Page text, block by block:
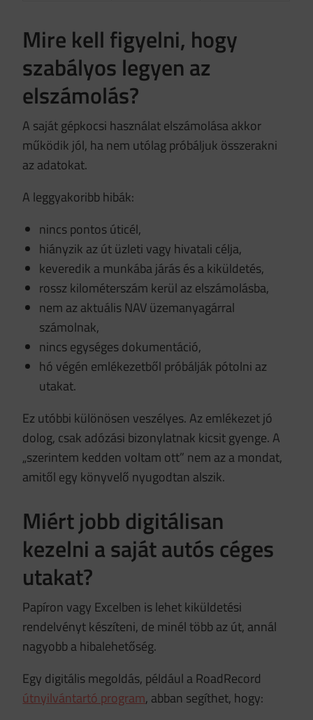
Mire kell figyelni, hogy
szabályos legyen az
elszámolás?
A saját gépkocsi használat elszámolása akkor
működik jól, ha nem utólag próbáljuk összerakni
az adatokat.
A leggyakoribb hibák:
nincs pontos úticél,
hiányzik az út üzleti vagy hivatali célja,
keveredik a munkába járás és a kiküldetés,
rossz kilométerszám kerül az elszámolásba,
nem az aktuális NAV üzemanyagárral
számolnak,
nincs egységes dokumentáció,
hó végén emlékezetből próbálják pótolni az
utakat.
Ez utóbbi különösen veszélyes. Az emlékezet jó
dolog, csak adózási bizonylatnak kicsit gyenge. A
„szerintem kedden voltam ott” nem az a mondat,
amitől egy könyvelő nyugodtan alszik.
Miért jobb digitálisan
kezelni a saját autós céges
utakat?
Papíron vagy Excelben is lehet kiküldetési
rendelvényt készíteni, de minél több az út, annál
nagyobb a hibalehetőség.
Egy digitális megoldás, például a RoadRecord
útnyilvántartó program, abban segíthet, hogy: